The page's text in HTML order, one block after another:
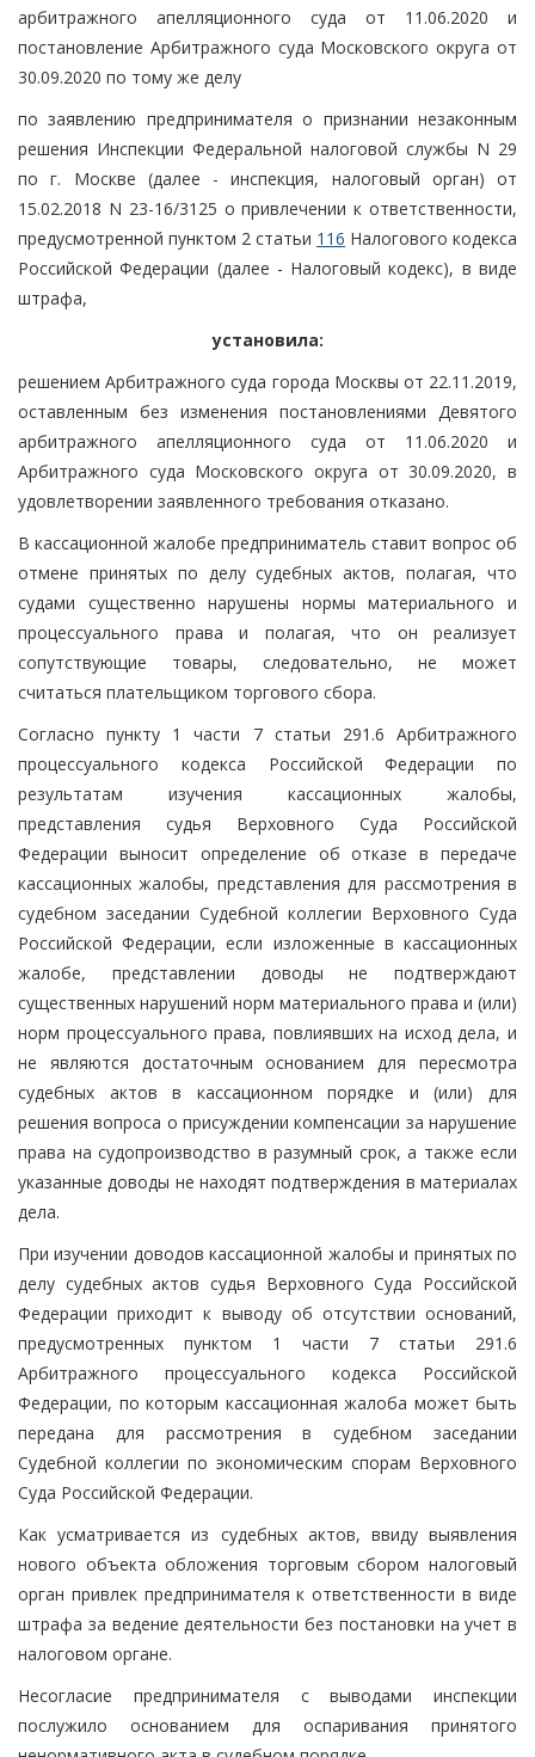
арбитражного апелляционного суда от 11.06.2020 и
постановление Арбитражного суда Московского округа от
30.09.2020 по тому же делу
по заявлению предпринимателя о признании незаконным
решения Инспекции Федеральной налоговой службы N 29
по г. Москве (далее - инспекция, налоговый орган) от
15.02.2018 N 23-16/3125 о привлечении к ответственности,
предусмотренной пунктом 2 статьи 116 Налогового кодекса
Российской Федерации (далее - Налоговый кодекс), в виде
штрафа,
установила:
решением Арбитражного суда города Москвы от 22.11.2019,
оставленным без изменения постановлениями Девятого
арбитражного апелляционного суда от 11.06.2020 и
Арбитражного суда Московского округа от 30.09.2020, в
удовлетворении заявленного требования отказано.
В кассационной жалобе предприниматель ставит вопрос об
отмене принятых по делу судебных актов, полагая, что
судами существенно нарушены нормы материального и
процессуального права и полагая, что он реализует
сопутствующие товары, следовательно, не может
считаться плательщиком торгового сбора.
Согласно пункту 1 части 7 статьи 291.6 Арбитражного
процессуального кодекса Российской Федерации по
результатам изучения кассационных жалобы,
представления судья Верховного Суда Российской
Федерации выносит определение об отказе в передаче
кассационных жалобы, представления для рассмотрения в
судебном заседании Судебной коллегии Верховного Суда
Российской Федерации, если изложенные в кассационных
жалобе, представлении доводы не подтверждают
существенных нарушений норм материального права и (или)
норм процессуального права, повлиявших на исход дела, и
не являются достаточным основанием для пересмотра
судебных актов в кассационном порядке и (или) для
решения вопроса о присуждении компенсации за нарушение
права на судопроизводство в разумный срок, а также если
указанные доводы не находят подтверждения в материалах
дела.
При изучении доводов кассационной жалобы и принятых по
делу судебных актов судья Верховного Суда Российской
Федерации приходит к выводу об отсутствии оснований,
предусмотренных пунктом 1 части 7 статьи 291.6
Арбитражного процессуального кодекса Российской
Федерации, по которым кассационная жалоба может быть
передана для рассмотрения в судебном заседании
Судебной коллегии по экономическим спорам Верховного
Суда Российской Федерации.
Как усматривается из судебных актов, ввиду выявления
нового объекта обложения торговым сбором налоговый
орган привлек предпринимателя к ответственности в виде
штрафа за ведение деятельности без постановки на учет в
налоговом органе.
Несогласие предпринимателя с выводами инспекции
послужило основанием для оспаривания принятого